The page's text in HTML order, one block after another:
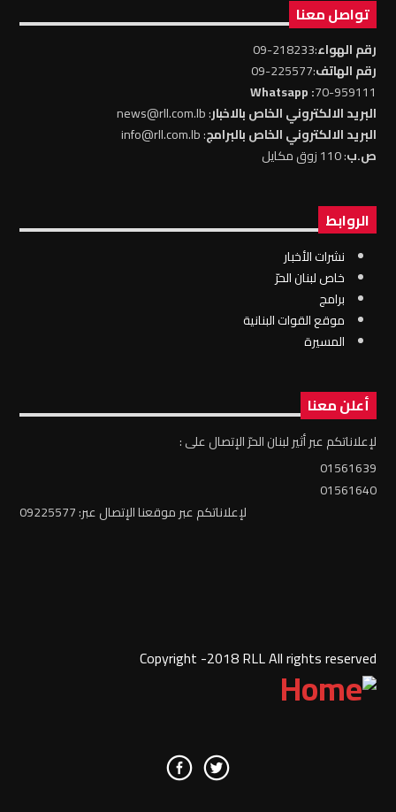
تواصل معنا
رقم الهواء:218233-09
رقم الهاتف:225577-09
70-959111
: Whatsapp
البريد الالكتروني الخاص بالاخبار: news@rll.com.lb
البريد الالكتروني الخاص بالبرامج: info@rll.com.lb
ص.ب: 110 زوق مكايل
الروابط
نشرات الأخبار
خاص لبنان الحرّ
برامج
موقع القوات البنانية
المسيرة
أعلن معنا
لإعلاناتكم عبر أثير لبنان الحرّ الإتصال على :
01561639
01561640
لإعلاناتكم عبر موقعنا الإتصال عبر: 09225577
Copyright -2018 RLL All rights reserved